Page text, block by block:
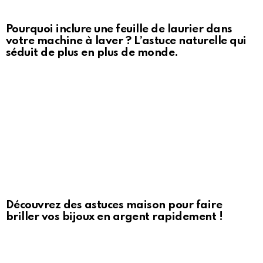
Pourquoi inclure une feuille de laurier dans
votre machine à laver ? L’astuce naturelle qui
séduit de plus en plus de monde.
Découvrez des astuces maison pour faire
briller vos bijoux en argent rapidement !